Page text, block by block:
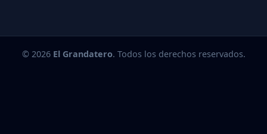
© 2026 El Grandatero. Todos los derechos reservados.